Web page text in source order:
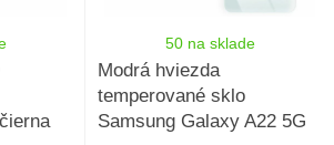
50 na sklade
Modrá hviezda
temperované sklo
Samsung Galaxy A22 5G